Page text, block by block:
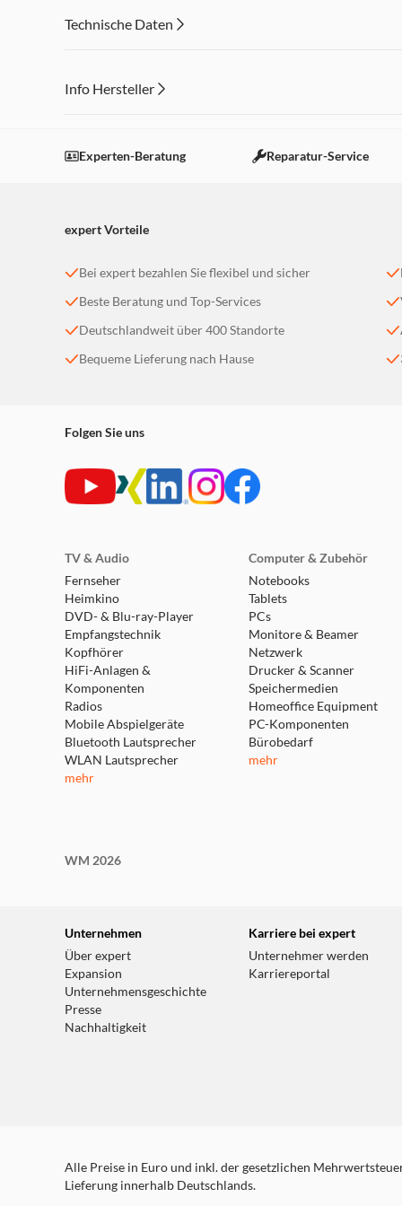
Verdrillte Datenpaare mit einem Außenmantel aus
Technische Daten
Info Hersteller
Einstellungen anpassen
Experten-Beratung Reparatur-Service
expert Vorteile
Bei expert bezahlen Sie flexibel und sicher
Beste Beratung und Top-Services
Deutschlandweit über 400 Standorte
Bequeme Lieferung nach Hause
Folgen Sie uns
TV & Audio
Fernseher
Heimkino
DVD- & Blu-ray-Player
Empfangstechnik
Kopfhörer
HiFi-Anlagen &
Komponenten
Radios
Mobile Abspielgeräte
Bluetooth Lautsprecher
WLAN Lautsprecher
mehr
Computer & Zubehör
Notebooks
Tablets
PCs
Monitore & Beamer
Netzwerk
Drucker & Scanner
Speichermedien
Homeoffice Equipment
PC-Komponenten
Bürobedarf
mehr
WM 2026
Unternehmen
Über expert
Expansion
Unternehmensgeschichte
Presse
Nachhaltigkeit
Karriere bei expert
Unternehmer werden
Karriereportal
Alle Preise in Euro und inkl. der gesetzlichen
Lieferung innerhalb Deutschlands.